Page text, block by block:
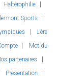
Haltérophilie
Sports
L’ère
Mot du
partenaires
Présentation